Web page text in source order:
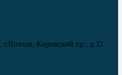
г.Волхов, Кировский пр., д.32.